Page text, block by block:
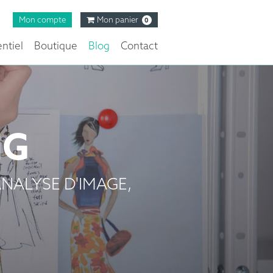
Mon compte Mon panier 0
Boutique Blog Contact
D'IMAGE,